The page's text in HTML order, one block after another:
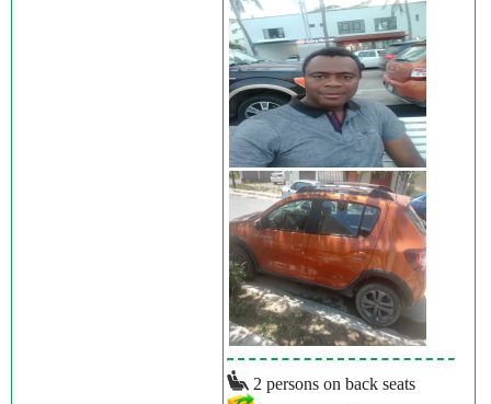
2 persons on back seats